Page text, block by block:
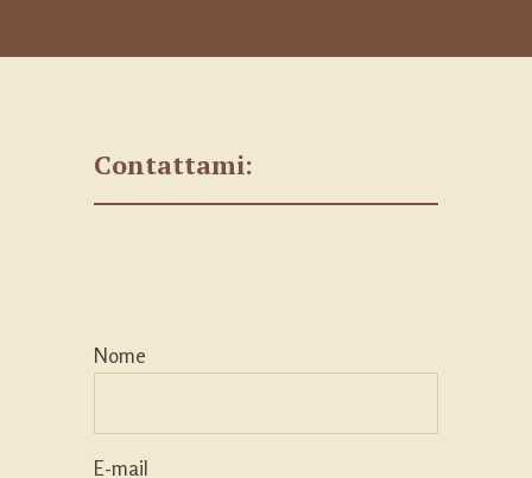
Contattami:
Nome
E-mail